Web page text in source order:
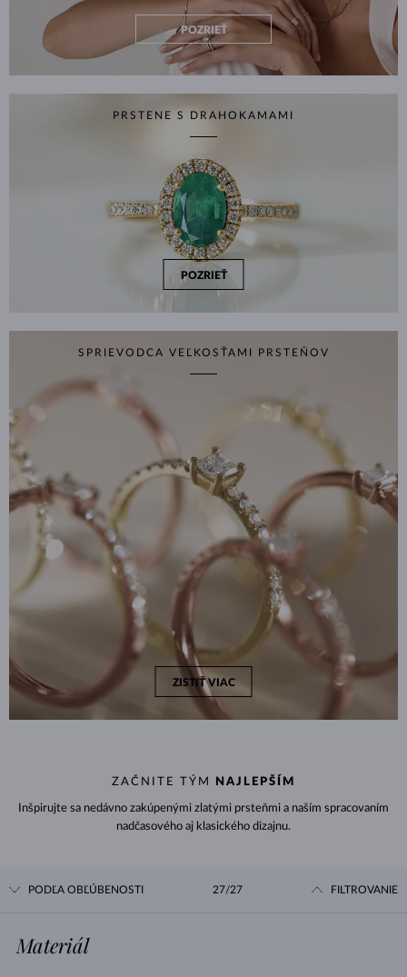
POZRIEŤ
PRSTENE S DRAHOKAMAMI
POZRIEŤ
SPRIEVODCA VEĽKOSŤAMI PRSTEŇOV
ZISTIŤ VIAC
ZAČNITE TÝM NAJLEPŠÍM
Inšpirujte sa nedávno zakúpenými zlatými prsteňmi a naším spracovaním
nadčasového aj klasického dizajnu.
PODĽA OBĽÚBENOSTI 27/27 FILTROVANIE
Materiál